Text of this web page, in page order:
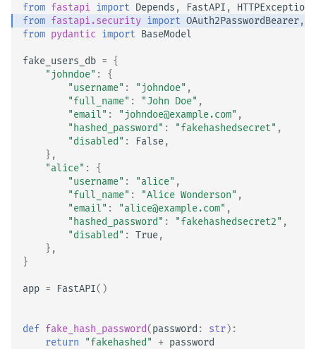
from fastapi import Depends , FastAPI , HTTPException
from fastapi.security import OAuth2PasswordBearer,
from pydantic import BaseModel
fake_users_db = {
"johndoe" :
{
"username" : "johndoe" ,
"full_name" : "John Doe" ,
"email" : "johndoe@example.com" ,
"hashed_password" : "fakehashedsecret" ,
"disabled" : False,
},
"alice" :
{
"username" : "alice" ,
"full_name" : "Alice Wonderson" ,
"email" : "alice@example.com" ,
"hashed_password" : "fakehashedsecret2" ,
"disabled" : True,
},
}
app = FastAPI()
def fake_hash_password(password : str):
return
"fakehashed" + password